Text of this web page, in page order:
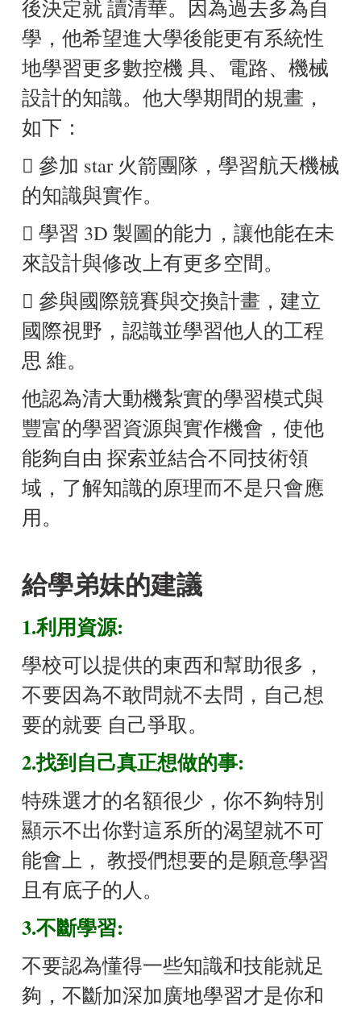
後決定就 讀清華。因為過去多為自
學，他希望進大學後能更有系統性
地學習更多數控機 具、電路、機械
設計的知識。他大學期間的規畫，
如下：
 參加 star 火箭團隊，學習航天機械
的知識與實作。
 學習 3D 製圖的能力，讓他能在未
來設計與修改上有更多空間。
 參與國際競賽與交換計畫，建立
國際視野，認識並學習他人的工程
思 維。
他認為清大動機紮實的學習模式與
豐富的學習資源與實作機會，使他
能夠自由 探索並結合不同技術領
域，了解知識的原理而不是只會應
用。
給學弟妹的建議
1.利用資源:
學校可以提供的東西和幫助很多，
不要因為不敢問就不去問，自己想
要的就要 自己爭取。
2.找到自己真正想做的事:
特殊選才的名額很少，你不夠特別
顯示不出你對這系所的渴望就不可
能會上， 教授們想要的是願意學習
且有底子的人。
3.不斷學習:
不要認為懂得一些知識和技能就足
夠，不斷加深加廣地學習才是你和